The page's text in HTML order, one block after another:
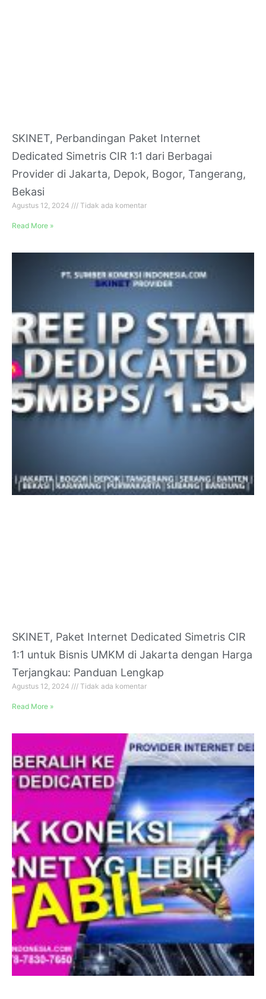
SKINET, Perbandingan Paket Internet
Dedicated Simetris CIR 1:1 dari Berbagai
Provider di Jakarta, Depok, Bogor, Tangerang,
Bekasi
Agustus 12, 2024 Tidak ada komentar
Read More »
SKINET, Paket Internet Dedicated Simetris CIR
1:1 untuk Bisnis UMKM di Jakarta dengan Harga
Terjangkau: Panduan Lengkap
Agustus 12, 2024 Tidak ada komentar
Read More »